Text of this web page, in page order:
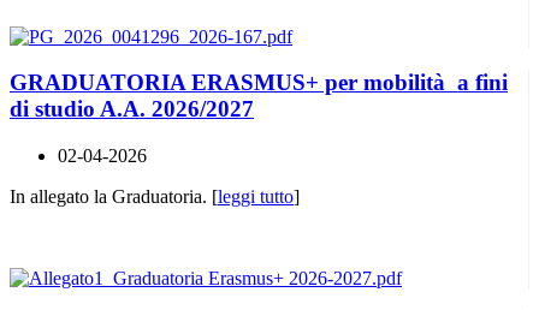
GRADUATORIA ERASMUS+ per mobilità a fini
di studio A.A. 2026/2027
02-04-2026
In allegato la Graduatoria. [leggi tutto]